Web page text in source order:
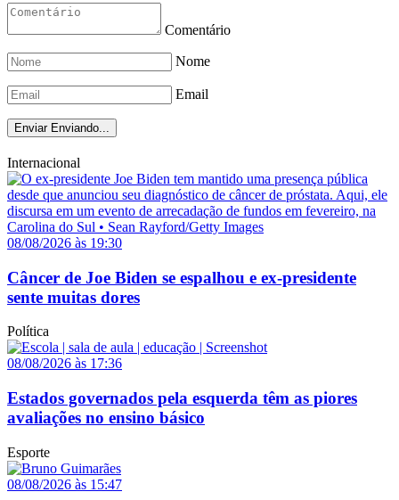
Comentário
Nome
Email
Enviar Enviando...
Internacional
08/08/2026 às 19:30
Câncer de Joe Biden se espalhou e ex-presidente
sente muitas dores
Política
08/08/2026 às 17:36
Estados governados pela esquerda têm as piores
avaliações no ensino básico
Esporte
08/08/2026 às 15:47